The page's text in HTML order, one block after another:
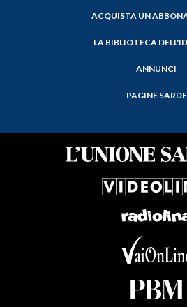
ACQUISTA UN
LA BIBLIOTECA
ANNUNCI
PAGINE SARDE